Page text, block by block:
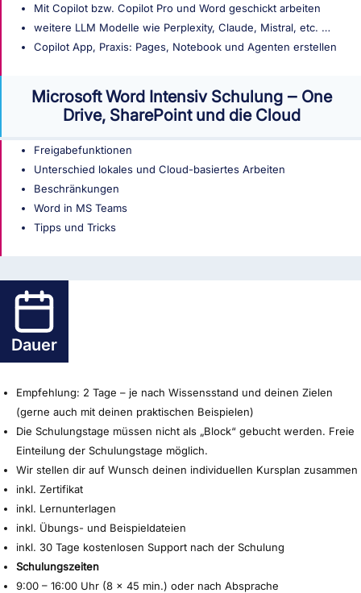
Mit Copilot bzw. Copilot Pro und Word geschickt arbeiten
weitere LLM Modelle wie Perplexity, Claude, Mistral, etc. …
Copilot App, Praxis: Pages, Notebook und Agenten erstellen
Microsoft Word Intensiv Schulung ‒ One
Drive, SharePoint und die Cloud
Freigabefunktionen
Unterschied lokales und Cloud-basiertes Arbeiten
Beschränkungen
Word in MS Teams
Tipps und Tricks
Dauer
Empfehlung: 2 Tage – je nach Wissensstand und deinen Zielen
(gerne auch mit deinen praktischen Beispielen)
Die Schulungstage müssen nicht als „Block“ gebucht werden. Freie
Einteilung der Schulungstage möglich.
Wir stellen dir auf Wunsch deinen individuellen Kursplan zusammen
inkl. Zertifikat
inkl. Lernunterlagen
inkl. Übungs- und Beispieldateien
inkl. 30 Tage kostenlosen Support nach der Schulung
Schulungszeiten
9:00 – 16:00 Uhr (8 x 45 min.) oder nach Absprache